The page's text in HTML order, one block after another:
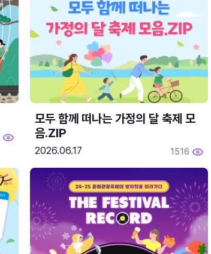
모두 함께 떠나는 가정의 달 축제 모
음.ZIP
2026.06.17 1516